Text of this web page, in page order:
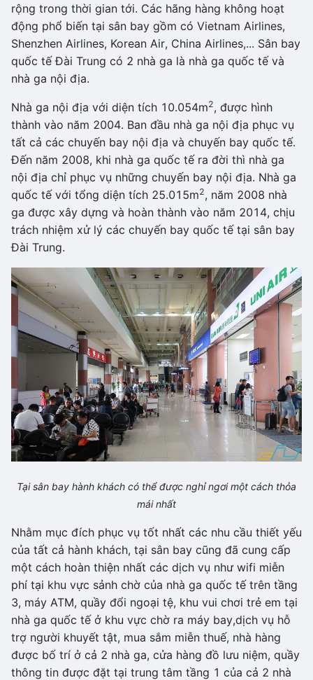
rộng trong thời gian tới. Các hãng hàng không hoạt
động phổ biến tại sân bay gồm có Vietnam Airlines,
Shenzhen Airlines, Korean Air, China Airlines,... Sân bay
quốc tế Đài Trung có 2 nhà ga là nhà ga quốc tế và
nhà ga nội địa.
Nhà ga nội địa với diện tích 10.054m2, được hình
thành vào năm 2004. Ban đầu nhà ga nội địa phục vụ
tất cả các chuyến bay nội địa và chuyến bay quốc tế.
Đến năm 2008, khi nhà ga quốc tế ra đời thì nhà ga
nội địa chỉ phục vụ những chuyến bay nội địa. Nhà ga
quốc tế với tổng diện tích 25.015m2, năm 2008 nhà
ga được xây dựng và hoàn thành vào năm 2014, chịu
trách nhiệm xử lý các chuyến bay quốc tế tại sân bay
Đài Trung.
Tại sân bay hành khách có thể được nghỉ ngơi một cách thỏa
mái nhất
Nhằm mục đích phục vụ tốt nhất các nhu cầu thiết yếu
của tất cả hành khách, tại sân bay cũng đã cung cấp
một cách hoàn thiện nhất các dịch vụ như wifi miễn
phí tại khu vực sảnh chờ của nhà ga quốc tế trên tầng
3, máy ATM, quầy đổi ngoại tệ, khu vui chơi trẻ em tại
nhà ga quốc tế ở khu vực chờ ra máy bay,dịch vụ hỗ
trợ người khuyết tật, mua sắm miễn thuế, nhà hàng
được bố trí ở cả 2 nhà ga, cửa hàng đồ lưu niệm, quầy
thông tin được đặt tại trung tâm tầng 1 của cả 2 nhà